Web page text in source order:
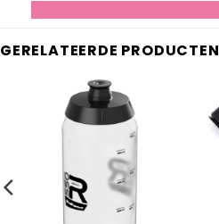
GERELATEERDE PRODUCTEN